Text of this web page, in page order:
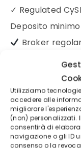
Utilizziamo
accedere alle
migliorare
(non) personalizzati.
consentirà di
navigazione o gli ID
consenso o la
✓ Regulated
Deposito minimo
Broker